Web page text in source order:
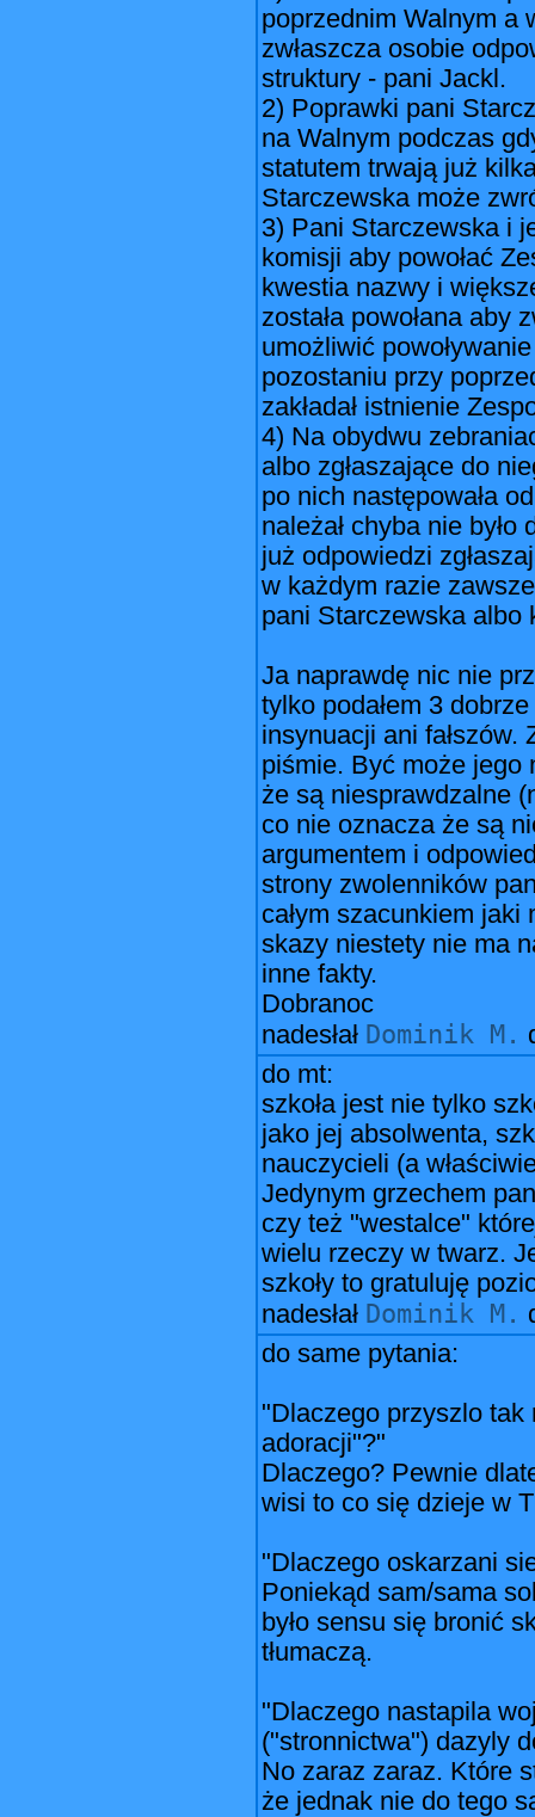
poprzednim Walnym a
zwłaszcza osobie
struktury - pani Jackl.
2) Poprawki pani
na Walnym podczas
statutem trwają już
Starczewska może
3) Pani Starczewska i
komisji aby powołać
kwestia nazwy i
została powołana aby
umożliwić
pozostaniu przy
zakładał istnienie
4) Na obydwu
albo zgłaszające do
po nich następowała
należał chyba nie
już odpowiedzi
w każdym razie
pani Starczewska albo
Ja naprawdę nic nie
tylko podałem 3
insynuacji ani fałszów.
piśmie. Być może jego
że są niesprawdzalne
co nie oznacza że są
argumentem i
strony zwolenników
całym szacunkiem
skazy niestety nie ma
inne fakty.
Dobranoc
nadesłał Dominik M.
do mt:
szkoła jest nie tylko
jako jej absolwenta,
nauczycieli (a
Jedynym grzechem
czy też "westalce"
wielu rzeczy w twarz.
szkoły to gratuluję
nadesłał Dominik M.
do same pytania:
"Dlaczego przyszlo
adoracji"?"
Dlaczego? Pewnie
wisi to co się dzieje w
"Dlaczego oskarzani
Poniekąd sam/sama
było sensu się bronić
tłumaczą.
"Dlaczego nastapila
("stronnictwa") dazyly
No zaraz zaraz. Które
że jednak nie do tego